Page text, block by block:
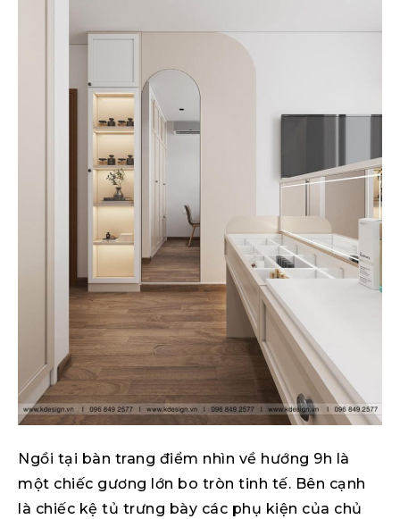
Ngồi tại bàn trang điểm nhìn về hướng 9h là
một chiếc gương lớn bo tròn tinh tế. Bên cạnh
là chiếc kệ tủ trưng bày các phụ kiện của chủ